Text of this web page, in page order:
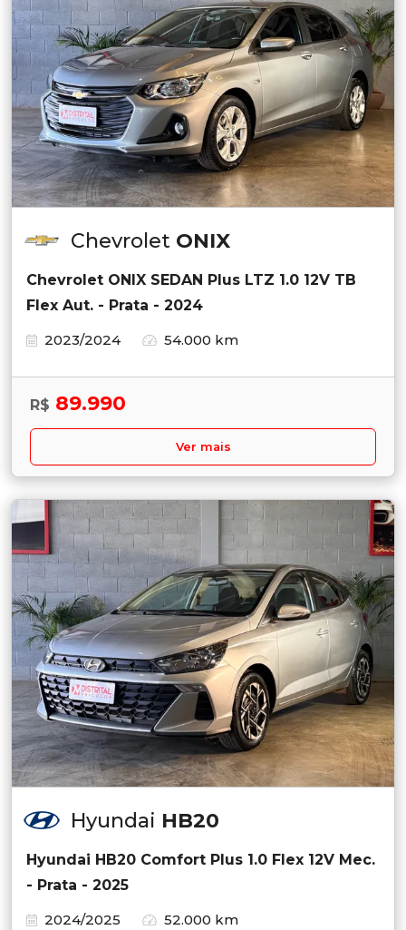
Chevrolet ONIX
Chevrolet ONIX SEDAN Plus LTZ 1.0 12V TB
Flex Aut. - Prata - 2024
2023/2024
54.000 km
R$ 89.990
Ver mais
Hyundai HB20
Hyundai HB20 Comfort Plus 1.0 Flex 12V Mec.
- Prata - 2025
2024/2025
52.000 km